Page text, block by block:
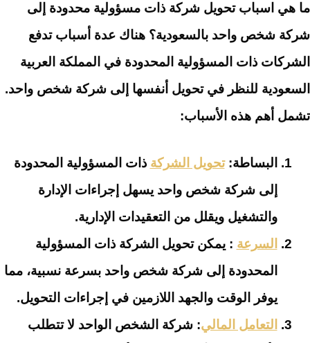
ما هي اسباب تحويل شركة ذات مسؤولية محدودة إلى
شركة شخص واحد بالسعودية؟ هناك عدة أسباب تدفع
الشركات ذات المسؤولية المحدودة في المملكة العربية
السعودية للنظر في تحويل أنفسها إلى شركة شخص واحد.
تشمل أهم هذه الأسباب:
البساطة:تحويل الشركة ذات المسؤولية المحدودة
إلى شركة شخص واحد يسهل إجراءات الإدارة
والتشغيل ويقلل من التعقيدات الإدارية.
السرعة : يمكن تحويل الشركة ذات المسؤولية
المحدودة إلى شركة شخص واحد بسرعة نسبية، مما
يوفر الوقت والجهد اللازمين في إجراءات التحويل.
التعامل المالي: شركة الشخص الواحد لا تتطلب